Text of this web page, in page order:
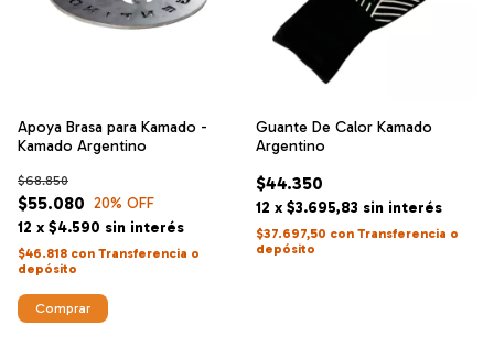
Apoya Brasa para Kamado -
Kamado Argentino
$55.080
$68.850
20% OFF
12 x $4.590 sin interés
$46.818 con Transferencia o
depósito
Comprar
Guante De Calor Kamado
Argentino
$44.350
12 x $3.695,83 sin interés
$37.697,50 con Transferencia o
depósito